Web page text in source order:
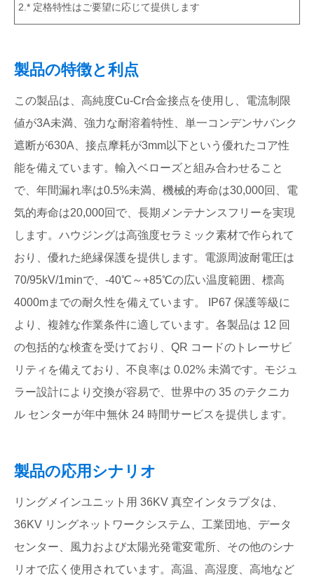
2.* 定格特性はご要望に応じて提供します
製品の特徴と利点
この製品は、高純度Cu-Cr合金接点を使用し、電流制限
値が3A未満、強力な耐溶着特性、単一コンデンサバンク
遮断が630A、接点摩耗が3mm以下という優れたコア性
能を備えています。輸入ベローズと組み合わせること
で、年間漏れ率は0.5%未満、機械的寿命は30,000回、電
気的寿命は20,000回で、長期メンテナンスフリーを実現
します。ハウジングは高強度セラミック素材で作られて
おり、優れた絶縁保護を提供します。電源周波耐電圧は
70/95kV/1minで、-40℃～+85℃の広い温度範囲、標高
4000mまでの耐久性を備えています。 IP67 保護等級に
より、複雑な作業条件に適しています。各製品は 12 回
の包括的な検査を受けており、QR コードのトレーサビ
リティを備えており、不良率は 0.02% 未満です。モジュ
ラー設計により交換が容易で、世界中の 35 のテクニカ
ル センターが年中無休 24 時間サービスを提供します。
製品の応用シナリオ
リングメインユニット用 36KV 真空インタラプタは、
36KV リングネットワークシステム、工業団地、データ
センター、風力および太陽光発電変電所、その他のシナ
リオで広く使用されています。高温、高湿度、高地など